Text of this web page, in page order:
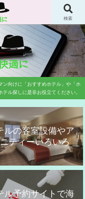
ロが国際会議や国際学会、
テルをご紹介しています。
ン向けに「おすすめホテル」や「ホ
ル探しに是非お役立てください。
ルの客室設備やア
ティーいろいろ
ル予約サイトで海
検索